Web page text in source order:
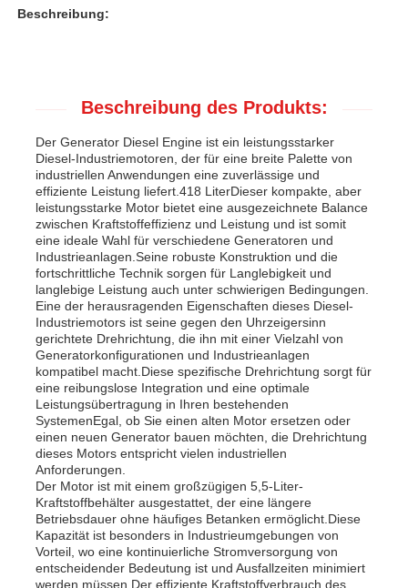
Startseite
Produkte
Videos
Beschreibung:
Beschreibung des Produkts:
Der Generator Diesel Engine ist ein leistungsstarker
Diesel-Industriemotoren, der für eine breite Palette von
industriellen Anwendungen eine zuverlässige und
effiziente Leistung liefert.418 LiterDieser kompakte, aber
leistungsstarke Motor bietet eine ausgezeichnete Balance
zwischen Kraftstoffeffizienz und Leistung und ist somit
eine ideale Wahl für verschiedene Generatoren und
Industrieanlagen.Seine robuste Konstruktion und die
fortschrittliche Technik sorgen für Langlebigkeit und
langlebige Leistung auch unter schwierigen Bedingungen.
Eine der herausragenden Eigenschaften dieses Diesel-
Industriemotors ist seine gegen den Uhrzeigersinn
gerichtete Drehrichtung, die ihn mit einer Vielzahl von
Generatorkonfigurationen und Industrieanlagen
kompatibel macht.Diese spezifische Drehrichtung sorgt für
eine reibungslose Integration und eine optimale
Leistungsübertragung in Ihren bestehenden
SystemenEgal, ob Sie einen alten Motor ersetzen oder
einen neuen Generator bauen möchten, die Drehrichtung
dieses Motors entspricht vielen industriellen
Anforderungen.
Der Motor ist mit einem großzügigen 5,5-Liter-
Kraftstoffbehälter ausgestattet, der eine längere
Betriebsdauer ohne häufiges Betanken ermöglicht.Diese
Kapazität ist besonders in Industrieumgebungen von
Vorteil, wo eine kontinuierliche Stromversorgung von
entscheidender Bedeutung ist und Ausfallzeiten minimiert
werden müssen.Der effiziente Kraftstoffverbrauch des